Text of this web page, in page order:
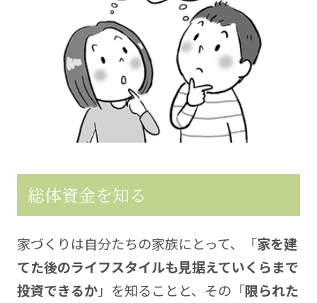
総体資金を知る
家づくりは自分たちの家族にとって、「家を建
てた後のライフスタイルも見据えていくらまで
投資できるか」を知ることと、その「限られた